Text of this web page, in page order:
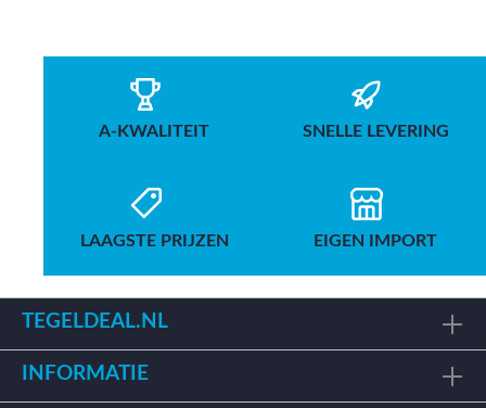
A-KWALITEIT SNELLE LEVERING
LAAGSTE PRIJZEN EIGEN IMPORT
TEGELDEAL.NL
INFORMATIE